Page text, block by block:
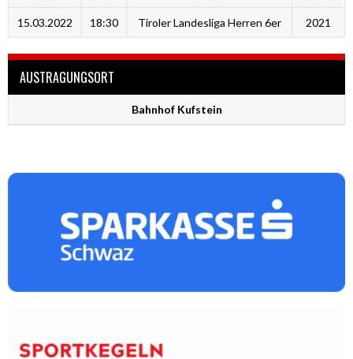
15.03.2022 18:30 Tiroler Landesliga Herren 6er 2021
AUSTRAGUNGSORT
Bahnhof Kufstein